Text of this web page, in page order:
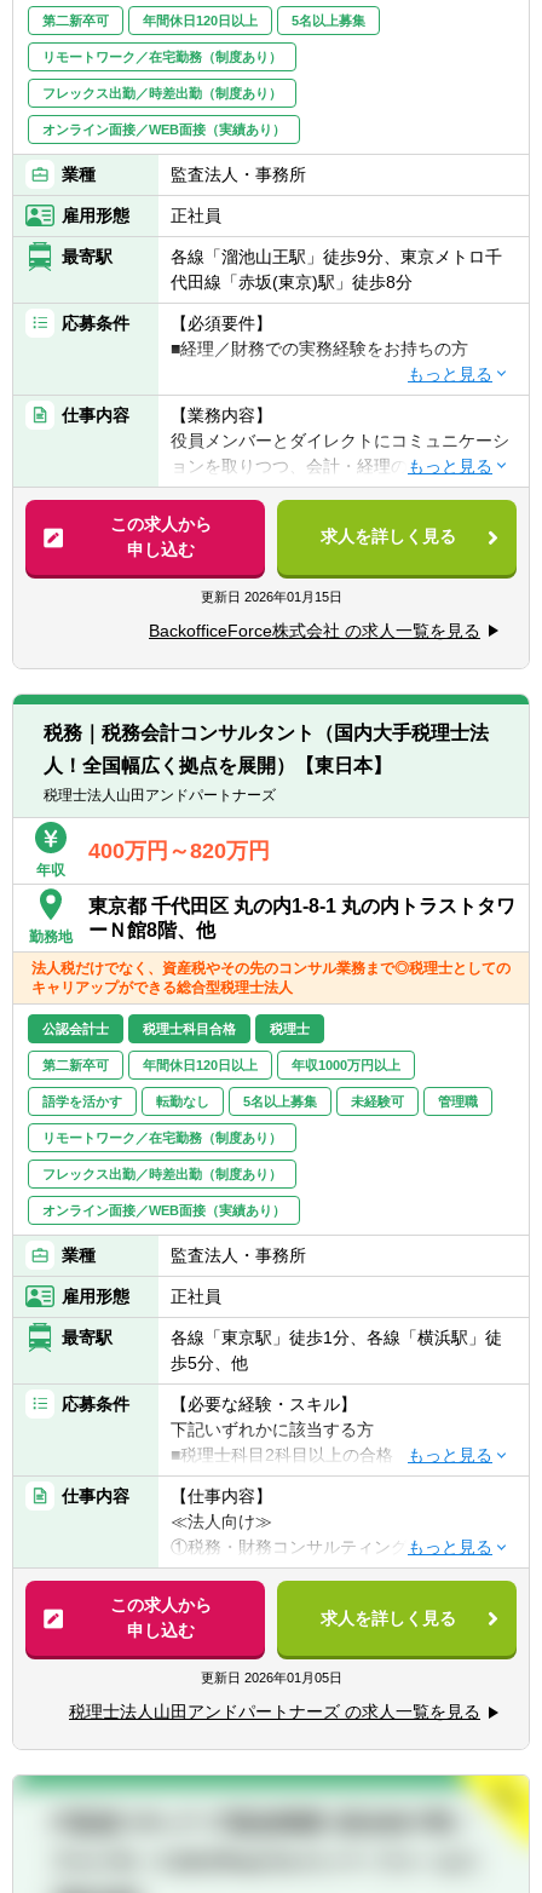
弥生会計／freee／TKC／達人／勘定奉行
※名古屋支店の今枝さんのようなイメージで
す!
【キャリアパス】
■ご入社後、様々な業務や顧客に触れていく
なかで「BAMCでどのようにキャリアを積み
たいか」等のご志向にも変化が出てくるかと
思います。 実際に業務に触れたうえでご自身
のキャリアステップについて改めてご検討い
ただける環境です。
▽キャリアパスの一例
①外回りを中心に直接顧客対応をするコンサ
②内勤メインのコンサルアシスタントポジシ
ョン
③税理士資格を取得し、より専門性の高い案
件を担当
④M&Aや事業承継など高度案件のスペシャリ
スト
⑤支店のマネジメントポジションへ
第二新卒可 年間休日120日以上 5名以上募集
リモートワーク／在宅勤務（制度あり）
フレックス出勤／時差出勤（制度あり）
オンライン面接／WEB面接（実績あり）
業種 監査法人・事務所
雇用形態 正社員
最寄駅
各線「溜池山王駅」徒歩9分、東京メトロ千
代田線「赤坂(東京)駅」徒歩8分
応募条件
【必須要件】
■経理／財務での実務経験をお持ちの方
【歓迎要件】
■事業開発に興味がある方
■クライアントワーク志向の方
■人材育成・業務管理などのマネジメント経
験
■会計士・税理士・税理士補助の経験
仕事内容
【業務内容】
役員メンバーとダイレクトにコミュニケーシ
ョンを取りつつ、会計・経理の専門性と複数
SaaSを活用しお客様の「あるべき業務オペレ
ーション」を考えベストプラクティスを追求
します。
≪具体的には≫
■システムの導入に伴うコンサルティング
■庶務・経理・財務・労務・総務など、管理
業務全般の代行サービス
■財務・会計に関する支援
自社プロダクトの「Kithub」の提案・活用を
通じて、ご自身の専門性を高めていただきま
す。スタートアップからIPO準備企業まで企
業規模は問わず、幅広い企業様の業務改革を
ご支援します。
将来的には、チームメンバー育成や業務量管
理などのマネジメント業務等をお任せします
◎
この求人から
申し込む
求人を詳しく見る
更新日 2026年01月15日
BackofficeForce株式会社 の求人一覧を見る
税務｜税務会計コンサルタント（国内大手税理士法
人！全国幅広く拠点を展開）【東日本】
税理士法人山田アンドパートナーズ
年収
400万円～820万円
勤務地
東京都 千代田区 丸の内1-8-1 丸の内トラストタワ
ーＮ館8階、他
法人税だけでなく、資産税やその先のコンサル業務まで◎税理士としての
キャリアップができる総合型税理士法人
公認会計士 税理士科目合格 税理士
第二新卒可 年間休日120日以上 年収1000万円以上
語学を活かす 転勤なし 5名以上募集 未経験可 管理職
リモートワーク／在宅勤務（制度あり）
フレックス出勤／時差出勤（制度あり）
オンライン面接／WEB面接（実績あり）
業種 監査法人・事務所
雇用形態 正社員
最寄駅
各線「東京駅」徒歩1分、各線「横浜駅」徒
歩5分、他
応募条件
【必要な経験・スキル】
下記いずれかに該当する方
■税理士科目2科目以上の合格
※勉強中の方相談ください！
■公認会計士
※会計士歓迎しています！
仕事内容
【仕事内容】
≪法人向け≫
①税務・財務コンサルティング
②事業承継コンサルティング
③企業組織再編・M＆Aコンサルティング
④電子帳簿保存法対応コンサルティング
⑤国際税務・移転価格コンサルティング
⑥医療法人税務・設立コンサルティング
⑦一般社団財団法人設立サポート
≪個人向け≫
①相続コンサルティング
②不動産関連コンサルティング
この求人から
申し込む
求人を詳しく見る
更新日 2026年01月05日
税理士法人山田アンドパートナーズ の求人一覧を見る